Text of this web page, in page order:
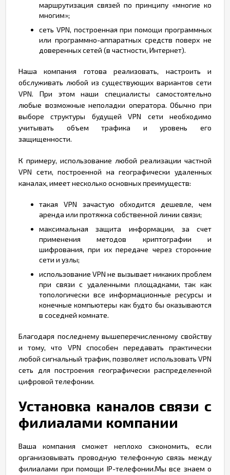
маршрутизация связей по принципу «многие ко
многим»;
сеть VPN, построенная при помощи программных
или программно-аппаратных средств поверх не
доверенных сетей (в частности, Интернет).
Наша компания готова реализовать, настроить и
обслуживать любой из существующих вариантов сети
VPN. При этом наши специалисты самостоятельно
любые возможные неполадки оператора. Обычно при
выборе структуры будущей VPN сети необходимо
учитывать объем трафика и уровень его
защищенности.
К примеру, использование любой реализации частной
VPN сети, построенной на географически удаленных
каналах, имеет несколько основных преимуществ:
такая VPN зачастую обходится дешевле, чем
аренда или протяжка собственной линии связи;
максимальная защита информации, за счет
применения методов криптографии и
шифрования, при их передаче через сторонние
сети и узлы;
использование VPN не вызывает никаких проблем
при связи с удаленными площадками, так как
топологически все информационные ресурсы и
конечные компьютеры как будто бы оказываются
в соседней комнате.
Благодаря последнему вышеперечисленному свойству
и тому, что VPN способен передавать практически
любой сигнальный трафик, позволяет использовать VPN
сеть для построения географически распределенной
цифровой телефонии.
Установка каналов связи с
филиалами компании
Ваша компания сможет неплохо сэкономить, если
организовывать проводную телефонную связь между
филиалами при помощи IP-телефонии.Мы все знаем о